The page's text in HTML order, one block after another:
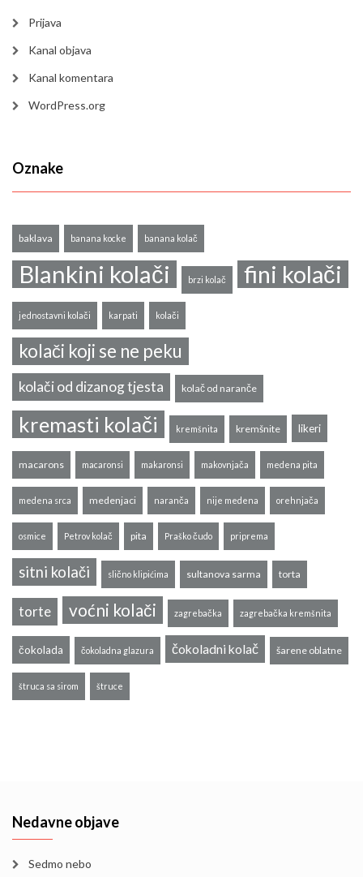
Prijava
Kanal objava
Kanal komentara
WordPress.org
Oznake
baklava banana kocke banana kolač
Blankini kolači brzi kolač fini kolači
jednostavni kolači karpati kolači
kolači koji se ne peku
kolači od dizanog tjesta kolač od naranče
kremasti kolači kremšnita kremšnite likeri
macarons macaronsi makaronsi makovnjača medena pita
medena srca medenjaci naranča nije medena orehnjača
osmice Petrov kolač pita Praško čudo priprema
sitni kolači slično klipićima sultanova sarma torta
torte voćni kolači zagrebačka zagrebačka kremšnita
čokolada čokoladna glazura čokoladni kolač šarene oblatne
štruca sa sirom štruce
Nedavne objave
Sedmo nebo